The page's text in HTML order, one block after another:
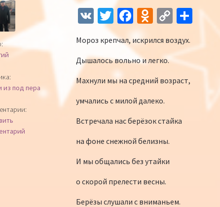
из под пера
V T
wi
tt
er
Fa
ce
b
o
o
k
O
n
o
kl
as
sn
iki
C
p
y
Li
О
р
Мороз крепчал, искрился воздух.
Дышалось вольно и легко.
Махнули мы на средний возраст,
умчались с милой далеко.
Встречала нас берёзок стайка
на фоне снежной белизны.
И мы общались без утайки
о скорой прелести весны.
Берёзы слушали с вниманьем.
Навигация по записям